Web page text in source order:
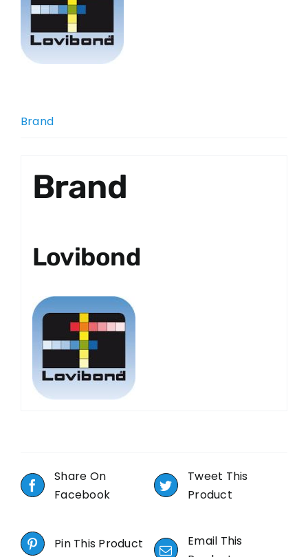
Brand
Brand
Lovibond
Share On
Facebook
Tweet This
Product
Pin This Product
Email This